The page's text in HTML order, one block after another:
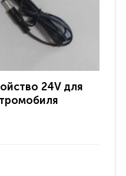
24V для